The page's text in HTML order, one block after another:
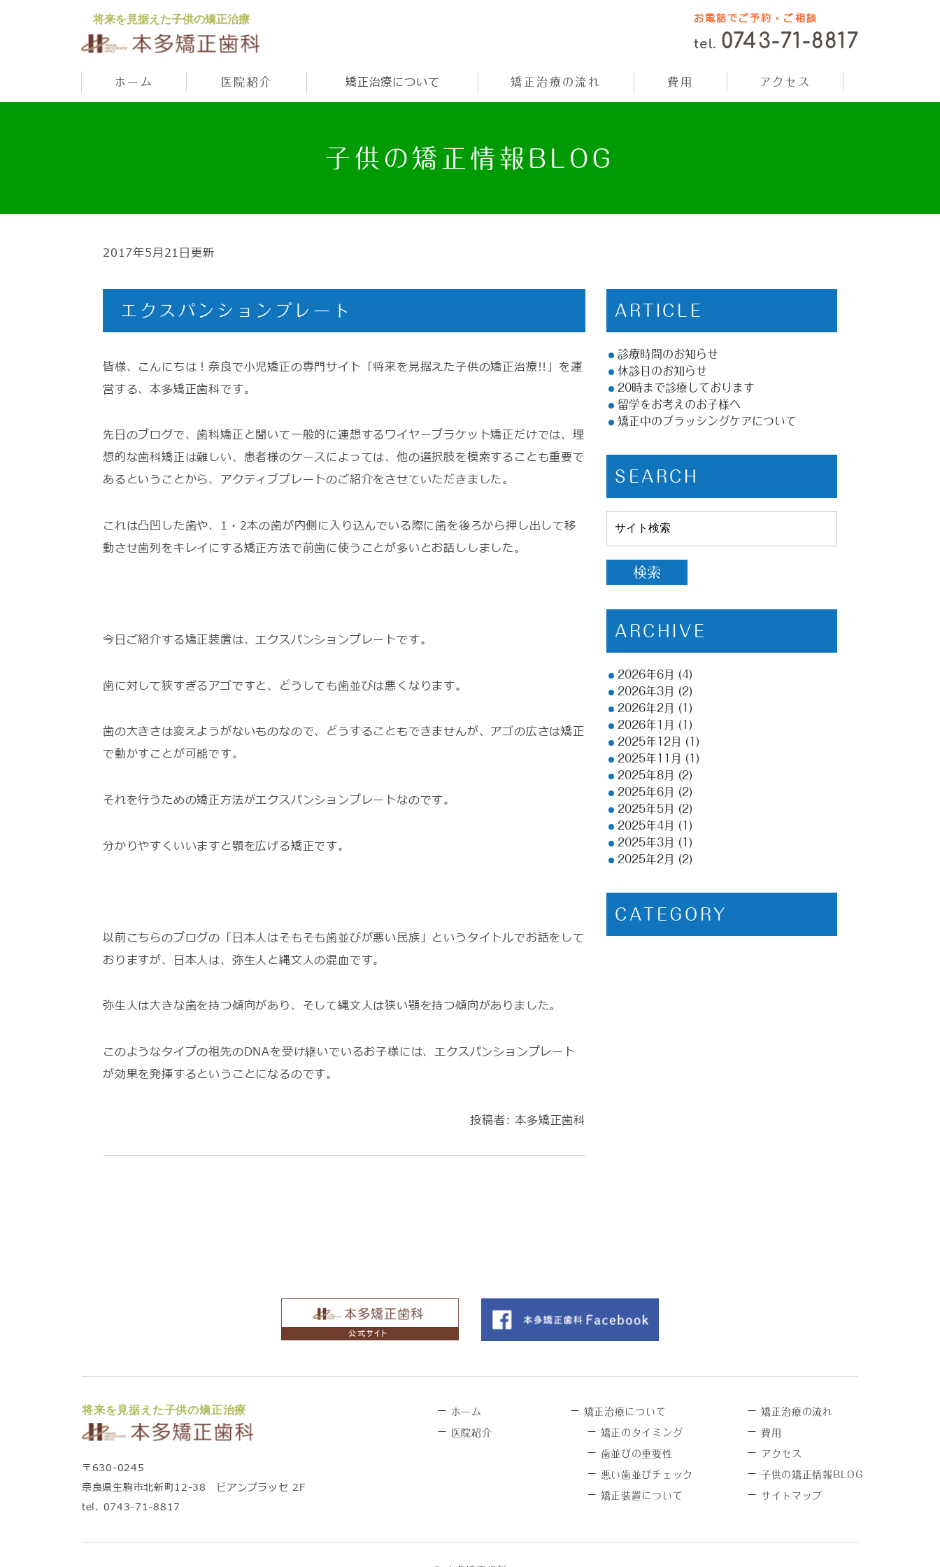
将来を見据えた子供の矯正治療 お電話でご予約・ご相談
tel. 0743-71-8817
ホーム 医院紹介 矯正治療について 矯正治療の流れ 費用 アクセス
子供の矯正情報BLOG
2017年5月21日更新
エクスパンションプレート
皆様、こんにちは！奈良で小児矯正の専門サイト「将来を見据えた子供の矯正治療!!」を運
営する、本多矯正歯科です。
先日のブログで、歯科矯正と聞いて一般的に連想するワイヤーブラケット矯正だけでは、理
想的な歯科矯正は難しい、患者様のケースによっては、他の選択肢を模索することも重要で
あるということから、アクティブプレートのご紹介をさせていただきました。
これは凸凹した歯や、1・2本の歯が内側に入り込んでいる際に歯を後ろから押し出して移
動させ歯列をキレイにする矯正方法で前歯に使うことが多いとお話ししました。
今日ご紹介する矯正装置は、エクスパンションプレートです。
歯に対して狭すぎるアゴですと、どうしても歯並びは悪くなります。
歯の大きさは変えようがないものなので、どうすることもできませんが、アゴの広さは矯正
で動かすことが可能です。
それを行うための矯正方法がエクスパンションプレートなのです。
分かりやすくいいますと顎を広げる矯正です。
以前こちらのブログの「日本人はそもそも歯並びが悪い民族」というタイトルでお話をして
おりますが、日本人は、弥生人と縄文人の混血です。
弥生人は大きな歯を持つ傾向があり、そして縄文人は狭い顎を持つ傾向がありました。
このようなタイプの祖先のDNAを受け継いでいるお子様には、エクスパンションプレート
が効果を発揮するということになるのです。
投稿者:本多矯正歯科
ARTICLE
診療時間のお知らせ
休診日のお知らせ
20時まで診療しております
留学をお考えのお子様へ
矯正中のブラッシングケアについて
SEARCH
ARCHIVE
2026年6月
(4)
2026年3月
(2)
2026年2月
(1)
2026年1月
(1)
2025年12月
(1)
2025年11月
(1)
2025年8月
(2)
2025年6月
(2)
2025年5月
(2)
2025年4月
(1)
2025年3月
(1)
2025年2月
(2)
CATEGORY
将来を見据えた子供の矯正治療
〒630-0245
奈良県生駒市北新町12-38 ビアンプラッセ 2F
tel. 0743-71-8817
－ ホーム
－ 医院紹介
－ 矯正治療について
－ 矯正のタイミング
－ 歯並びの重要性
－ 悪い歯並びチェック
－ 矯正装置について
－ 矯正治療の流れ
－ 費用
－ アクセス
－ 子供の矯正情報BLOG
－ サイトマップ